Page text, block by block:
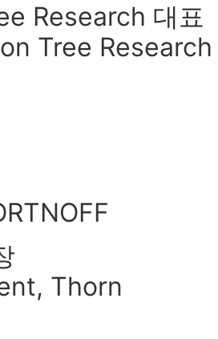
Research 대표
Tree Research
Thorn